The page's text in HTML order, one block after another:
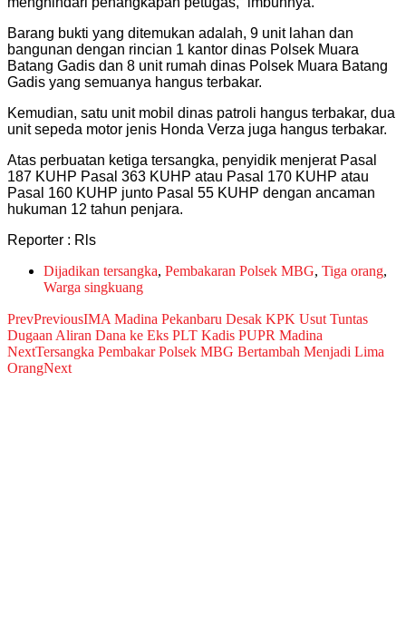
Barang bukti yang ditemukan adalah, 9 unit lahan dan
bangunan dengan rincian 1 kantor dinas Polsek Muara
Batang Gadis dan 8 unit rumah dinas Polsek Muara Batang
Gadis yang semuanya hangus terbakar.
Kemudian, satu unit mobil dinas patroli hangus terbakar, dua
unit sepeda motor jenis Honda Verza juga hangus terbakar.
Atas perbuatan ketiga tersangka, penyidik menjerat Pasal
187 KUHP Pasal 363 KUHP atau Pasal 170 KUHP atau
Pasal 160 KUHP junto Pasal 55 KUHP dengan ancaman
hukuman 12 tahun penjara.
Reporter : Rls
Dijadikan tersangka, Pembakaran Polsek MBG, Tiga orang,
Warga singkuang
PrevPreviousIMA Madina Pekanbaru Desak KPK Usut Tuntas
Dugaan Aliran Dana ke Eks PLT Kadis PUPR Madina
NextTersangka Pembakar Polsek MBG Bertambah Menjadi Lima
OrangNext